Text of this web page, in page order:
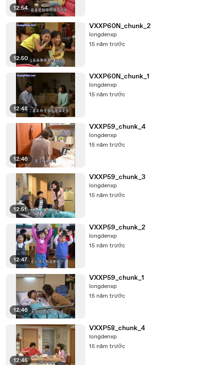
12:54
12:50
VXXP60N_chunk_2
longdenxp
15 năm trước
12:48
VXXP60N_chunk_1
longdenxp
15 năm trước
12:46
VXXP59_chunk_4
longdenxp
15 năm trước
12:51
VXXP59_chunk_3
longdenxp
15 năm trước
12:47
VXXP59_chunk_2
longdenxp
15 năm trước
12:46
VXXP59_chunk_1
longdenxp
15 năm trước
12:45
VXXP58_chunk_4
longdenxp
15 năm trước